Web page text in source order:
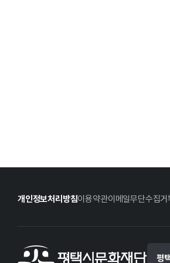
개인정보처리방침이용약관이메일무단수집거
평